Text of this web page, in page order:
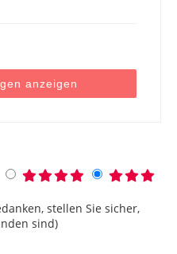
anzeigen
stellen Sie sicher,
sind)